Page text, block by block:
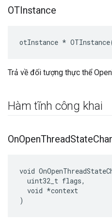
OTInstance
otInstance * OTInstance
Trả về đối tượng thực thể
Hàm tĩnh công khai
OnOpenThreadState
void
  uint32_t flags,
  void *context
)